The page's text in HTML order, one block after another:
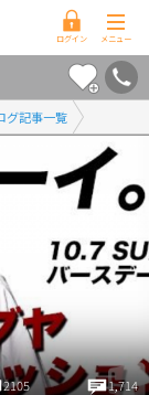
グ記事一覧
2105 1,714